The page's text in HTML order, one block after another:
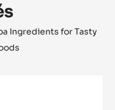
Ingredients for Tasty